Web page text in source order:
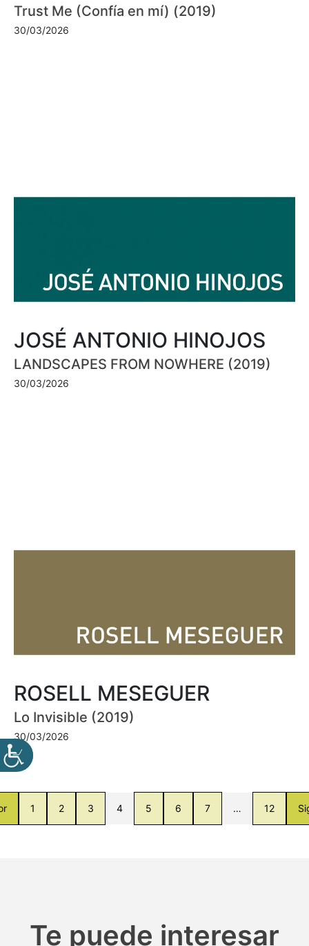
Trust Me (Confía en mí) (2019)
30/03/2026
JOSÉ ANTONIO HINOJOS
LANDSCAPES FROM NOWHERE (2019)
30/03/2026
ROSELL MESEGUER
Lo Invisible (2019)
30/03/2026
1 2 3 4 5 6 7 … 12
Te puede interesar